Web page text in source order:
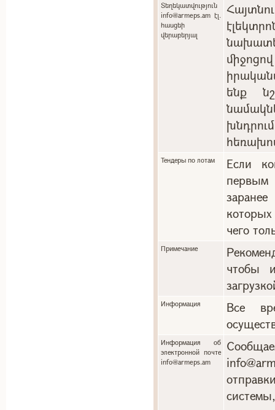
Տեղեկատվություն
info@armeps.am էլ.
հասցեի
վերաբերյալ
ենք
Тендеры по лотам
Если
первым
чего
Примечание
чтобы
Информация
Все
Информация об
электронной почте
info@armeps.am